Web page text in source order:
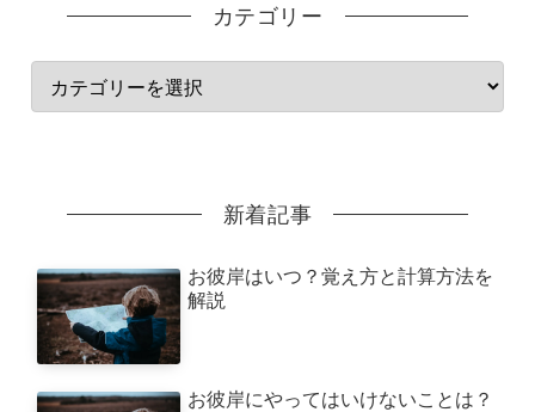
カテゴリー
新着記事
お彼岸はいつ？覚え方と計算方法を
解説
お彼岸にやってはいけないことは？